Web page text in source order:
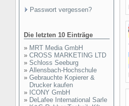
Passwort vergessen?
Die letzten 10 Einträge
» MRT Media GmbH
» CROSS MARKETING LTD
» Schloss Seeburg
» Allensbach-Hochschule
» Gebrauchte Kopierer &
Drucker kaufen
» ICONY GmbH
» DeLafee International Sarle